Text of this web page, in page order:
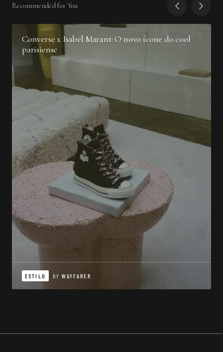
Recommended for You
Converse x Isabel Marant: O novo ícone do cool
parisiense
ESTILO BY WAYFARER